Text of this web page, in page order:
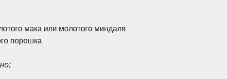
мака или молотого миндаля
порошка